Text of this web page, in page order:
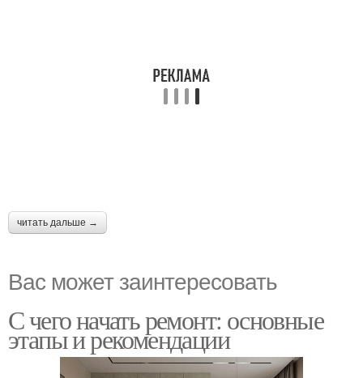
читать дальше →
Вас может заинтересовать
С чего начать ремонт: основные
этапы и рекомендации